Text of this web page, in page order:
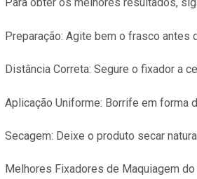
Para obter os melhores resultados,
Preparação: Agite bem o frasco antes
Distância Correta: Segure o fixador a
Aplicação Uniforme: Borrife em forma
Secagem: Deixe o produto secar
Melhores Fixadores de Maquiagem